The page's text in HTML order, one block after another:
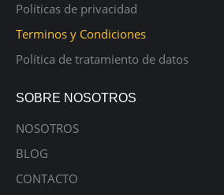
Políticas de privacidad
Terminos y Condiciones
Política de tratamiento de datos
SOBRE NOSOTROS
NOSOTROS
BLOG
CONTACTO